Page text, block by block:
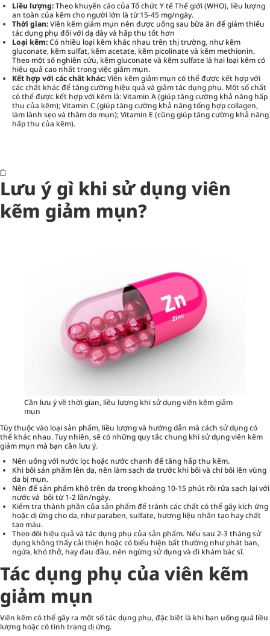
Liều lượng:Theo khuyến cáo của Tổ chức Y tế Thế giới (WHO), liều lượng
an toàn của kẽm cho người lớn là từ 15-45 mg/ngày.
Thời gian:Viên kẽm giảm mụn nên được uống sau bữa ăn để giảm thiểu
tác dụng phụ đối với dạ dày và hấp thu tốt hơn
Loại kẽm:Có nhiều loại kẽm khác nhau trên thị trường, như kẽm
gluconate, kẽm sulfat, kẽm acetate, kẽm picolinate và kẽm methionin.
Theo một số nghiên cứu, kẽm gluconate và kẽm sulfate là hai loại kẽm có
hiệu quả cao nhất trong việc giảm mụn.
Kết hợp với các chất khác:Viên kẽm giảm mụn có thể được kết hợp với
các chất khác để tăng cường hiệu quả và giảm tác dụng phụ. Một số chất
có thể được kết hợp với kẽm là: Vitamin A (giúp tăng cường khả năng hấp
thu của kẽm); Vitamin C (giúp tăng cường khả năng tổng hợp collagen,
làm lành sẹo và thâm do mụn); Vitamin E (cũng giúp tăng cường khả năng
hấp thu của kẽm).
Lưu ý gì khi sử dụng viên
kẽm giảm mụn?
Cần lưu ý về thời gian, liều lượng khi sử dụng viên kẽm giảm
mụn
Tùy thuộc vào loại sản phẩm, liều lượng và hướng dẫn mà cách sử dụng có
thể khác nhau. Tuy nhiên, sẽ có những quy tắc chung khi sử dụng viên kẽm
giảm mụn mà bạn cần lưu ý.
Nên uống với nước lọc hoặc nước chanh để tăng hấp thu kẽm.
Khi bôi sản phẩm lên da, nên làm sạch da trước khi bôi và chỉ bôi lên vùng
da bị mụn.
Nên để sản phẩm khô trên da trong khoảng 10-15 phút rồi rửa sạch lại với
nước và bôi từ 1-2 lần/ngày.
Kiểm tra thành phần của sản phẩm để tránh các chất có thể gây kích ứng
hoặc dị ứng cho da, như paraben, sulfate, hương liệu nhân tạo hay chất
tạo màu.
Theo dõi hiệu quả và tác dụng phụ của sản phẩm. Nếu sau 2-3 tháng sử
dụng không thấy cải thiện hoặc có biểu hiện bất thường như phát ban,
ngứa, khó thở, hay đau đầu, nên ngừng sử dụng và đi khám bác sĩ.
Tác dụng phụ của viên kẽm
giảm mụn
Viên kẽm có thể gây ra một số tác dụng phụ, đặc biệt là khi bạn uống quá liều
lượng hoặc có tình trạng dị ứng.